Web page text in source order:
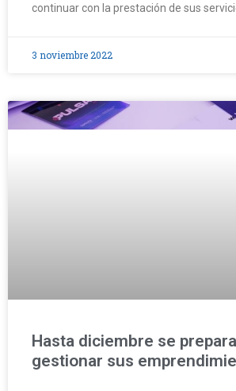
continuar con la prestación de sus
3 noviembre 2022
Hasta diciembre se
gestionar sus